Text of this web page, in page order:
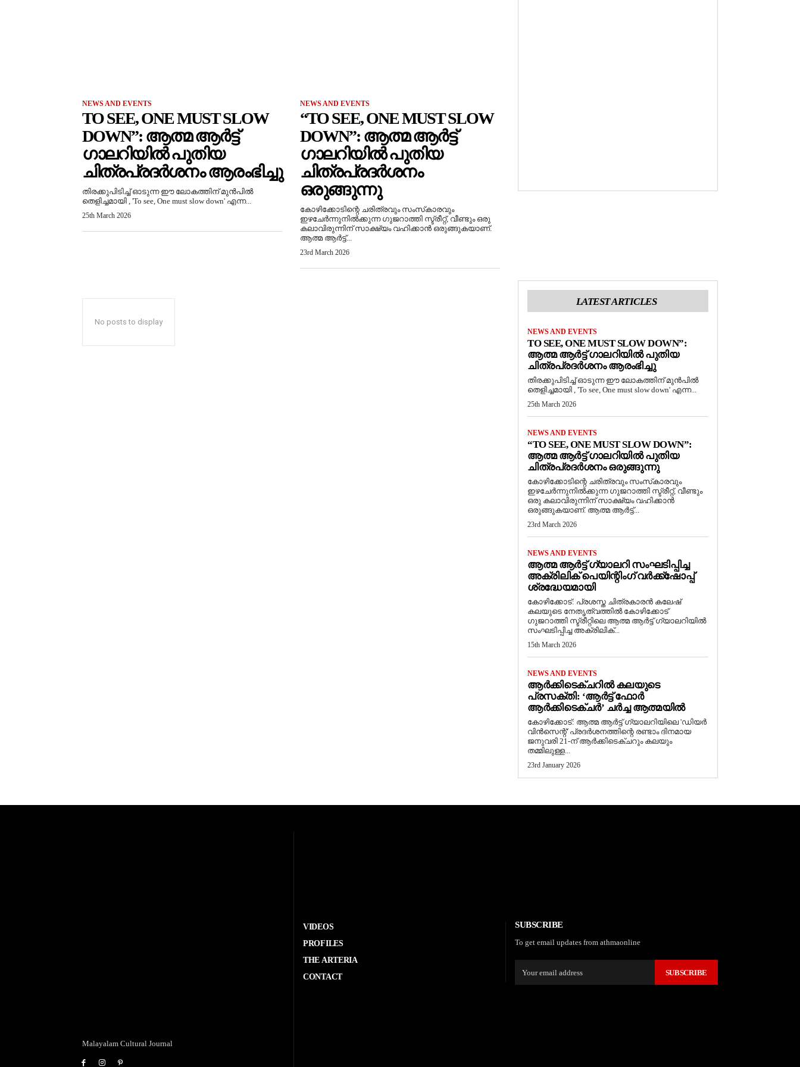
NEWS AND EVENTS
TO SEE, ONE MUST SLOW
DOWN”: ആത്മ ആർട്ട്
ഗാലറിയിൽ പുതിയ
ചിത്രപ്രദർശനം ആരംഭിച്ചു
തിരക്കുപിടിച്ച് ഓടുന്ന ഈ ലോകത്തിന് മുൻപിൽ
തെളിച്ചമായി , 'To see, One must slow down' എന്ന...
25th March 2026
NEWS AND EVENTS
“TO SEE, ONE MUST SLOW
DOWN”: ആത്മ ആർട്ട്
ഗാലറിയിൽ പുതിയ
ചിത്രപ്രദർശനം
ഒരുങ്ങുന്നു
കോഴിക്കോടിന്റെ ചരിത്രവും സംസ്‌കാരവും
ഇഴചേർന്നുനിൽക്കുന്ന ഗുജറാത്തി സ്ട്രീറ്റ്, വീണ്ടും ഒരു
കലാവിരുന്നിന് സാക്ഷ്യം വഹിക്കാൻ ഒരുങ്ങുകയാണ്.
ആത്മ ആർട്ട്...
23rd March 2026
No posts to display
LATEST ARTICLES
NEWS AND EVENTS
TO SEE, ONE MUST SLOW DOWN”:
ആത്മ ആർട്ട് ഗാലറിയിൽ പുതിയ
ചിത്രപ്രദർശനം ആരംഭിച്ചു
തിരക്കുപിടിച്ച് ഓടുന്ന ഈ ലോകത്തിന് മുൻപിൽ
തെളിച്ചമായി , 'To see, One must slow down' എന്ന...
25th March 2026
NEWS AND EVENTS
“TO SEE, ONE MUST SLOW DOWN”:
ആത്മ ആർട്ട് ഗാലറിയിൽ പുതിയ
ചിത്രപ്രദർശനം ഒരുങ്ങുന്നു
കോഴിക്കോടിന്റെ ചരിത്രവും സംസ്‌കാരവും
ഇഴചേർന്നുനിൽക്കുന്ന ഗുജറാത്തി സ്ട്രീറ്റ്, വീണ്ടും
ഒരു കലാവിരുന്നിന് സാക്ഷ്യം വഹിക്കാൻ
ഒരുങ്ങുകയാണ്. ആത്മ ആർട്ട്...
23rd March 2026
NEWS AND EVENTS
ആത്മ ആർട്ട് ഗ്യാലറി സംഘടിപ്പിച്ച
അക്രിലിക് പെയിന്റിംഗ് വർക്ക്‌ഷോപ്പ്
ശ്രദ്ധേയമായി
കോഴിക്കോട്: പ്രശസ്ത ചിത്രകാരൻ കലേഷ്
കലയുടെ നേതൃത്വത്തിൽ കോഴിക്കോട്
ഗുജറാത്തി സ്ട്രീറ്റിലെ ആത്മ ആർട്ട് ഗ്യാലറിയിൽ
സംഘടിപ്പിച്ച അക്രിലിക്...
15th March 2026
NEWS AND EVENTS
ആർക്കിടെക്ചറിൽ കലയുടെ
പ്രസക്തി: ‘ആർട്ട് ഫോർ
ആർക്കിടെക്ചർ’ ചർച്ച ആത്മയിൽ
​കോഴിക്കോട്: ആത്മ ആർട്ട് ഗ്യാലറിയിലെ 'ഡിയർ
വിൻസെന്റ്' പ്രദർശനത്തിന്റെ രണ്ടാം ദിനമായ
ജനുവരി 21-ന് ആർക്കിടെക്ചറും കലയും
തമ്മിലുള്ള...
23rd January 2026
Malayalam Cultural Journal
VIDEOS
PROFILES
THE ARTERIA
CONTACT
SUBSCRIBE
To get email updates from athmaonline
SUBSCRIBE